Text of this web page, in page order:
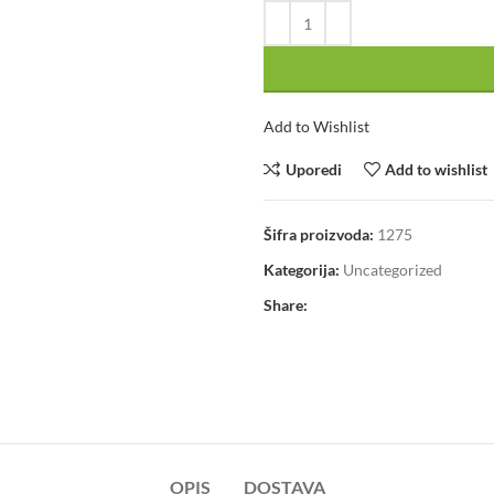
Add to Wishlist
Uporedi Add to wishlist
Šifra proizvoda: 1275
Kategorija: Uncategorized
Share:
OPIS DOSTAVA